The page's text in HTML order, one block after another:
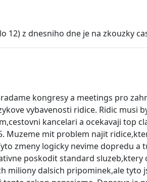
12) z dnesniho dne je na zkouzky
kongresy a meetings pro
vybavenosti ridice. Ridic musi
kancelari a ocekavaji top
Muzeme mit problem najit
zmeny logicky nevime dopredu
poskodit standard
miliony dalsich pripominek,ale